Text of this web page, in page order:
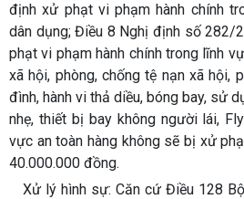
định xử phạt vi phạm hành chính
dân dụng; Điều 8 Nghị định số
phạt vi phạm hành chính trong lĩnh
xã hội, phòng, chống tệ nạn xã hội,
đình, hành vi thả diều, bóng bay, sử
nhẹ, thiết bị bay không người lái,
vực an toàn hàng không sẽ bị xử
40.000.000 đồng.
Xử lý hình sự: Căn cứ Điều 128